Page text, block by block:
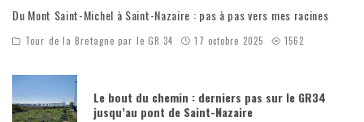
Du Mont Saint-Michel à Saint-Nazaire : pas à pas vers mes racines
Tour de la Bretagne par le GR 34 17 octobre 2025 1562
Le bout du chemin : derniers pas sur le GR34
jusqu’au pont de Saint-Nazaire